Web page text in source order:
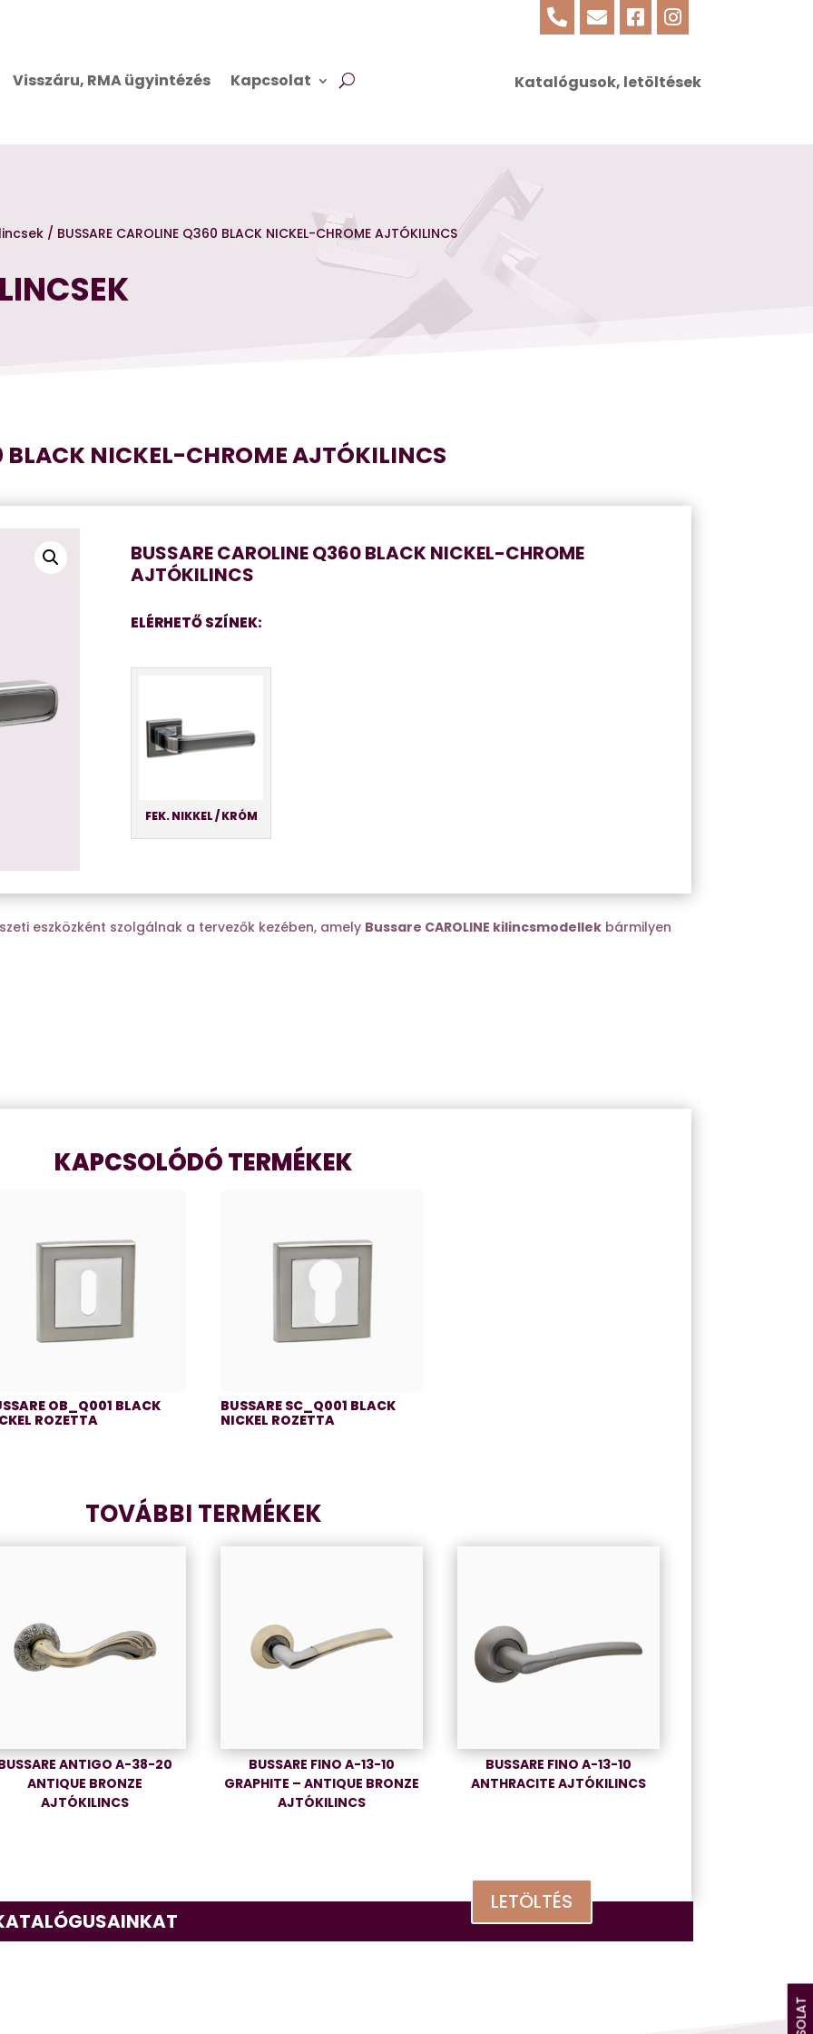
   
Visszáru, RMA ügyintézés Kapcsolat Katalógusok, letöltések
/ BUSSARE CAROLINE Q360 BLACK NICKEL-CHROME AJTÓKILINCS
BLACK NICKEL-CHROME AJTÓKILINCS
BUSSARE CAROLINE Q360 BLACK NICKEL-CHROME
AJTÓKILINCS
ELÉRHETŐ SZÍNEK:
FEK. NIKKEL / KRÓM
eszközként szolgálnak a tervezők kezében, amely Bussare CAROLINE kilincsmodellek bármilyen
KAPCSOLÓDÓ TERMÉKEK
OB_Q001 BLACK
ROZETTA
BUSSARE SC_Q001 BLACK
NICKEL ROZETTA
TOVÁBBI TERMÉKEK
ANTIGO A-38-20
ANTIQUE BRONZE
AJTÓKILINCS
BUSSARE FINO A-13-10
GRAPHITE – ANTIQUE BRONZE
AJTÓKILINCS
BUSSARE FINO A-13-10
ANTHRACITE AJTÓKILINCS
LETÖLTÉS